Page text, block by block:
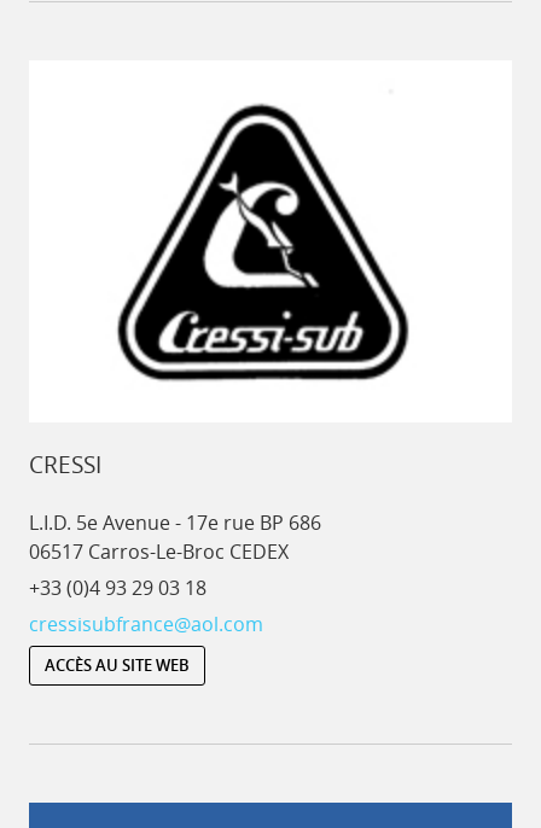
CRESSI
L.I.D. 5e Avenue - 17e rue BP 686
06517 Carros-Le-Broc CEDEX
+33 (0)4 93 29 03 18
cressisubfrance@aol.com
ACCÈS AU SITE WEB